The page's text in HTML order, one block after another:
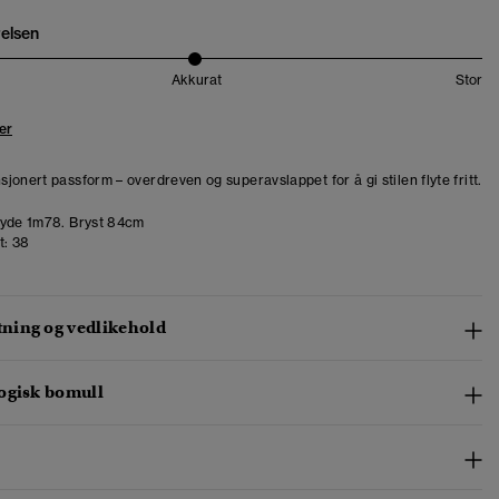
Akkurat Stor
passform – overdreven og superavslappet for å gi stilen flyte fritt.
1m78. Bryst 84cm
38
og vedlikehold
bomull